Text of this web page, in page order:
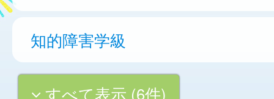
知的障害学級
すべて表示 (6件)